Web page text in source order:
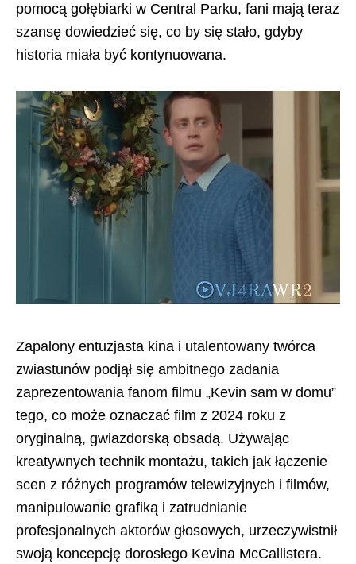
pomocą gołębiarki w Central Parku, fani mają teraz
szansę dowiedzieć się, co by się stało, gdyby
historia miała być kontynuowana.
Zapalony entuzjasta kina i utalentowany twórca
zwiastunów podjął się ambitnego zadania
zaprezentowania fanom filmu „Kevin sam w domu”
tego, co może oznaczać film z 2024 roku z
oryginalną, gwiazdorską obsadą. Używając
kreatywnych technik montażu, takich jak łączenie
scen z różnych programów telewizyjnych i filmów,
manipulowanie grafiką i zatrudnianie
profesjonalnych aktorów głosowych, urzeczywistnił
swoją koncepcję dorosłego Kevina McCallistera.